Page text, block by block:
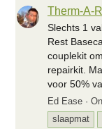
Therm-A-
Slechts 1
Rest
couplekit
repairkit.
voor 50%
Ed Ease
slaapmat